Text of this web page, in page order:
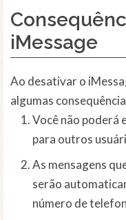
iMessage
Ao desativar o
algumas
Você não poderá
para outros
As mensagens
serão
número de